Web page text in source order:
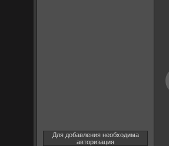
Для добавления необходима
авторизация